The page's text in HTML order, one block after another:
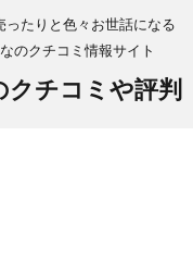
たりと色々お世話になる
のクチコミ情報サイト
チコミや評判